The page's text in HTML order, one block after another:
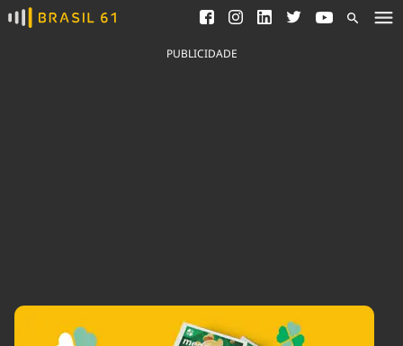
Ver todas as notícias
Saneamento
Indicadores
Agronegócios
Comportamento
Meio Ambiente
PUBLICIDADE